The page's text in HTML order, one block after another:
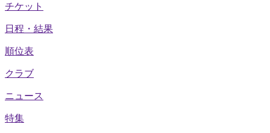
チケット
日程・結果
順位表
クラブ
ニュース
特集